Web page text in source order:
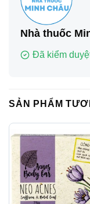
Nhà thuốc
Đã kiểm
SẢN PHẨM